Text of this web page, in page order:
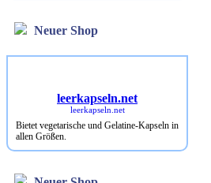
Neuer Shop
leerkapseln.net
leerkapseln.net
Bietet vegetarische und Gelatine-Kapseln in
allen Größen.